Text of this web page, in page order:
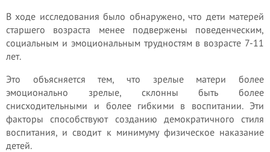
В ходе исследования было обнаружено, что дети матерей
старшего возраста менее подвержены поведенческим,
социальным и эмоциональным трудностям в возрасте 7-11
лет.
Это объясняется тем, что зрелые матери более
эмоционально зрелые, склонны быть более
снисходительными и более гибкими в воспитании. Эти
факторы способствуют созданию демократичного стиля
воспитания, и сводит к минимуму физическое наказание
детей.